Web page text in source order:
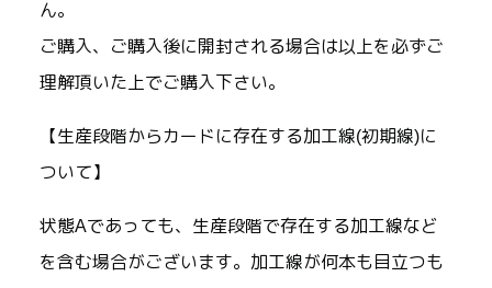
ん。
ご購入、ご購入後に開封される場合は以上を必ずご
理解頂いた上でご購入下さい。
【生産段階からカードに存在する加工線(初期線)に
ついて】
状態Aであっても、生産段階で存在する加工線など
を含む場合がございます。加工線が何本も目立つも